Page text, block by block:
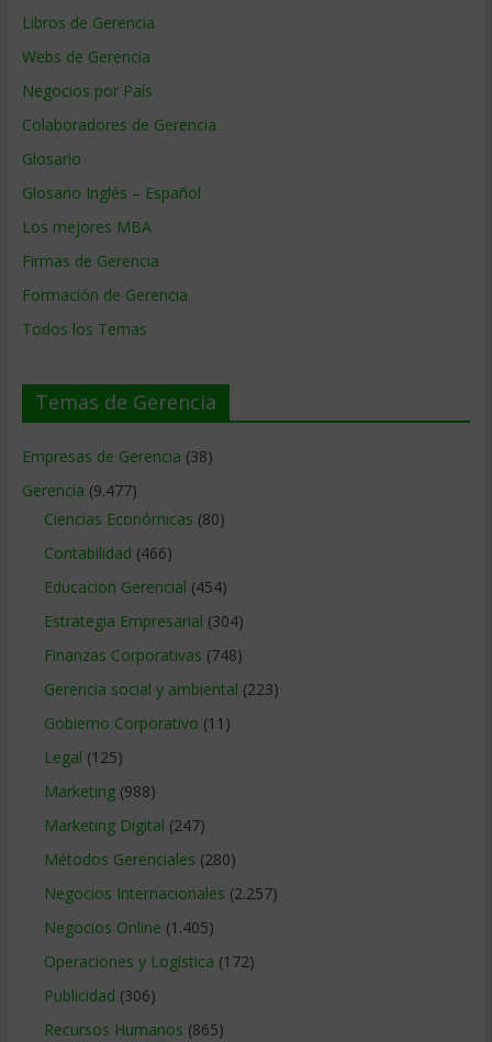
Libros de Gerencia
Webs de Gerencia
Negocios por País
Colaboradores de Gerencia
Glosario
Glosario Inglés – Español
Los mejores MBA
Firmas de Gerencia
Formación de Gerencia
Todos los Temas
Temas de Gerencia
Empresas de Gerencia (38)
Gerencia (9.477)
Ciencias Económicas (80)
Contabilidad (466)
Educacion Gerencial (454)
Estrategia Empresarial (304)
Finanzas Corporativas (748)
Gerencia social y ambiental (223)
Gobierno Corporativo (11)
Legal (125)
Marketing(988)
Marketing Digital (247)
Métodos Gerenciales (280)
Negocios Internacionales (2.257)
Negocios Online (1.405)
Operaciones y Logística (172)
Publicidad (306)
Recursos Humanos (865)